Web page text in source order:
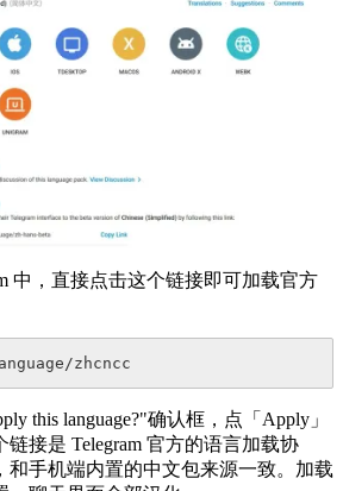
，直接点击这个链接即可加载官方
zhcncc
language?"确认框，点「Apply」
接是 Telegram 官方的语言加载协
和手机端内置的中文包来源一致。加载